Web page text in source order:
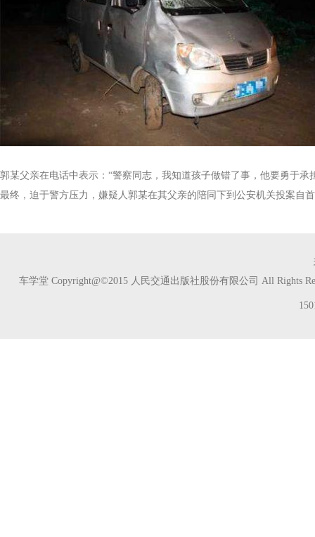
郭某父亲在电话中表示：“警察同志，我知道孩子做错了事，他要勇于承
最终，迫于警方压力，嫌疑人郭某在其父亲的陪同下到公安机关投案自
车学堂 Copyright@©2015 人民交通出版社股份有限公司 All Rights